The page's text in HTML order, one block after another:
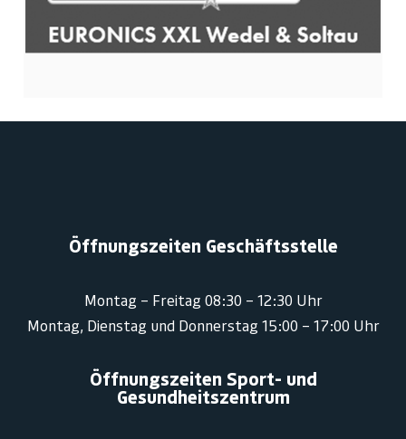
Öffnungszeiten Geschäftsstelle
Montag – Freitag 08:30 – 12:30 Uhr
Montag, Dienstag und Donnerstag 15:00 – 17:00 Uhr
Öffnungszeiten Sport- und
Gesundheitszentrum